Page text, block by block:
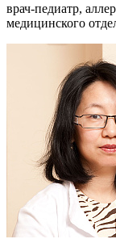
врач-педиатр,
медицинского